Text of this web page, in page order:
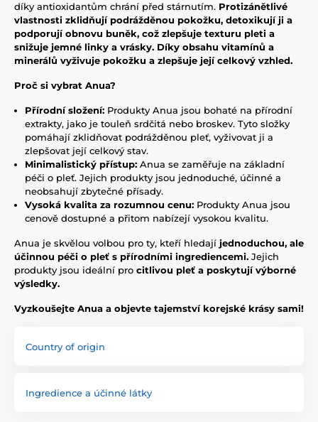
díky antioxidantům chrání před stárnutím. Protizánětlivé
vlastnosti zklidňují podrážděnou pokožku, detoxikují ji a
podporují obnovu buněk, což zlepšuje texturu pleti a
snižuje jemné linky a vrásky. Díky obsahu vitamínů a
minerálů vyživuje pokožku a zlepšuje její celkový vzhled.
Proč si vybrat Anua?
Přírodní složení: Produkty Anua jsou bohaté na přírodní
extrakty, jako je touleň srdčitá nebo broskev. Tyto složky
pomáhají zklidňovat podrážděnou pleť, vyživovat ji a
zlepšovat její celkový stav.
Minimalistický přístup: Anua se zaměřuje na základní
péči o pleť. Jejich produkty jsou jednoduché, účinné a
neobsahují zbytečné přísady.
Vysoká kvalita za rozumnou cenu: Produkty Anua jsou
cenově dostupné a přitom nabízejí vysokou kvalitu.
Anua je skvělou volbou pro ty, kteří hledají jednoduchou, ale
účinnou péči o pleť s přírodními ingrediencemi. Jejich
produkty jsou ideální pro citlivou pleť a poskytují výborné
výsledky.
Vyzkoušejte Anua a objevte tajemství korejské krásy sami!
Country of origin
Ingredience a účinné látky